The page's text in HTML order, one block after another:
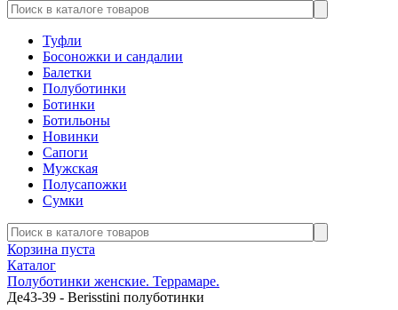
Туфли
Босоножки и сандалии
Балетки
Полуботинки
Ботинки
Ботильоны
Новинки
Сапоги
Мужская
Полусапожки
Сумки
Корзина пуста
Каталог
Полуботинки женские. Террамаре.
Де43-39 - Berisstini полуботинки